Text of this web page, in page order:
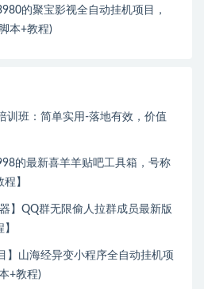
的聚宝影视全自动挂机项目，
本+教程)
训班：简单实用-落地有效，价值
的最新喜羊羊贴吧工具箱，号称
】
】QQ群无限偷人拉群成员最新版
】山海经异变小程序全自动挂机项
+教程)